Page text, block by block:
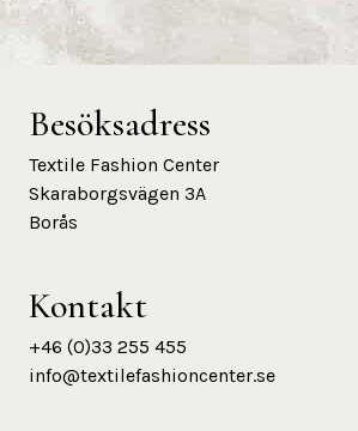
Besöksadress
Textile Fashion Center
Skaraborgsvägen 3A
Borås
Kontakt
+46 (0)33 255 455
info@textilefashioncenter.se